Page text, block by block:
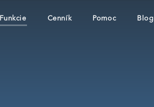
Funkcie Cenník Pomoc Blog